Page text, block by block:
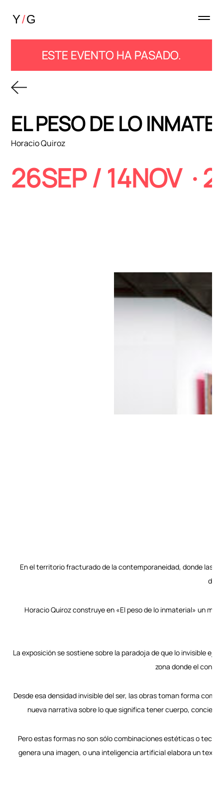
ESTE EVENTO HA PASADO.
EL PESO DE LO
Horacio Quiroz
26SEP / 14NOV·
En el territorio fracturado de la contemporaneidad, donde las
Horacio Quiroz construye en «El peso de lo inmaterial» un
La exposición se sostiene sobre la paradoja de que lo invisible
zona donde el
Desde esa densidad invisible del ser, las obras toman forma
nueva narrativa sobre lo que significa tener cuerpo,
Pero estas formas no son sólo combinaciones estéticas o
genera una imagen, o una inteligencia artificial elabora un